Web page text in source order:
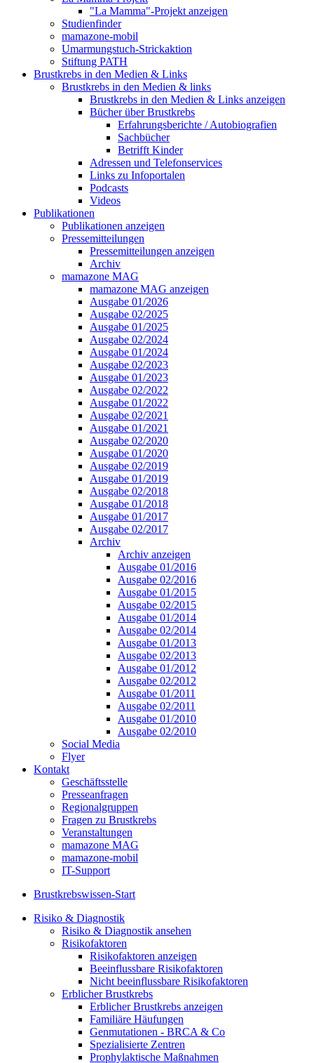
"La Mamma"-Projekt anzeigen
Studienfinder
mamazone-mobil
Umarmungstuch-Strickaktion
Stiftung PATH
Brustkrebs in den Medien & Links
Brustkrebs in den Medien & links
Brustkrebs in den Medien & Links anzeigen
Bücher über Brustkrebs
Erfahrungsberichte / Autobiografien
Sachbücher
Betrifft Kinder
Adressen und Telefonservices
Links zu Infoportalen
Podcasts
Videos
Publikationen
Publikationen anzeigen
Pressemitteilungen
Pressemitteilungen anzeigen
Archiv
mamazone MAG
mamazone MAG anzeigen
Ausgabe 01/2026
Ausgabe 02/2025
Ausgabe 01/2025
Ausgabe 02/2024
Ausgabe 01/2024
Ausgabe 02/2023
Ausgabe 01/2023
Ausgabe 02/2022
Ausgabe 01/2022
Ausgabe 02/2021
Ausgabe 01/2021
Ausgabe 02/2020
Ausgabe 01/2020
Ausgabe 02/2019
Ausgabe 01/2019
Ausgabe 02/2018
Ausgabe 01/2018
Ausgabe 01/2017
Ausgabe 02/2017
Archiv
Archiv anzeigen
Ausgabe 01/2016
Ausgabe 02/2016
Ausgabe 01/2015
Ausgabe 02/2015
Ausgabe 01/2014
Ausgabe 02/2014
Ausgabe 01/2013
Ausgabe 02/2013
Ausgabe 01/2012
Ausgabe 02/2012
Ausgabe 01/2011
Ausgabe 02/2011
Ausgabe 01/2010
Ausgabe 02/2010
Social Media
Flyer
Kontakt
Geschäftsstelle
Presseanfragen
Regionalgruppen
Fragen zu Brustkrebs
Veranstaltungen
mamazone MAG
mamazone-mobil
IT-Support
Brustkrebswissen-Start
Risiko & Diagnostik
Risiko & Diagnostik ansehen
Risikofaktoren
Risikofaktoren anzeigen
Beeinflussbare Risikofaktoren
Nicht beeinflussbare Risikofaktoren
Erblicher Brustkrebs
Erblicher Brustkrebs anzeigen
Familiäre Häufungen
Genmutationen - BRCA & Co
Spezialisierte Zentren
Prophylaktische Maßnahmen